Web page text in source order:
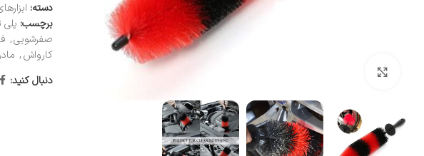
دسته:
برچسب: پلی
صفرشویی,
کارواش,
دنبال کنید: